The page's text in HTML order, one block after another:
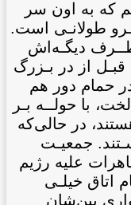
که به اون سر
طولانـی است.
ديگـه‌اش
قبـل از در بـزرگ
حمام دور هم
با حولــه بـر
در حالی‌که
جمعيـت
عليه رژيم
اتاق خيلـی
بين‌شان